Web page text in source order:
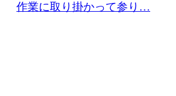
作業に取り掛かって参り…